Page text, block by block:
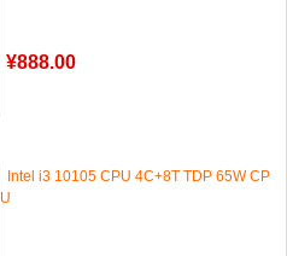
¥888.00
Intel i3 10105 CPU 4C+8T TDP 65W CP
U